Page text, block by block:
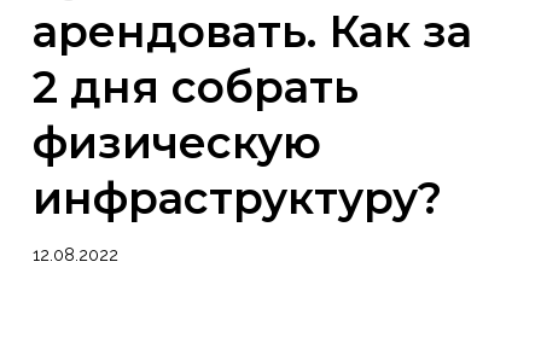
арендовать. Как за
2 дня собрать
физическую
инфраструктуру?
12.08.2022